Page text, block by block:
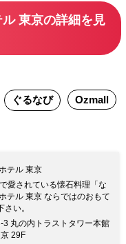
間は13:00～15:00もし
の2時間制で30分前が
オーダーになります。
ホテルぺストリーによ
東京の詳細を見
ぐるなび Ozmall
テル 東京
愛されている懐石料理「な
ル 東京 ならではのおもて
い。
丸の内トラストタワー本館
29F